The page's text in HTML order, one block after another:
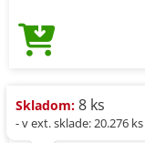
Skladom: 8 ks
- v ext. sklade: 20.276 ks